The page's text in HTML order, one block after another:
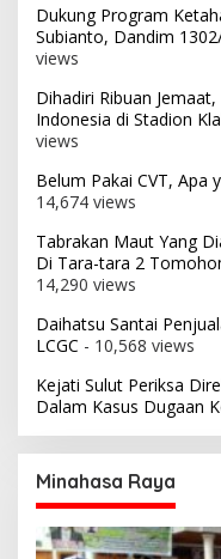
Dukung Program
Subianto, Dandim
views
Dihadiri Ribuan
Indonesia di Stadion
views
Belum Pakai CVT, Apa
14,674 views
Tabrakan Maut Yang
Di Tara-tara 2
14,290 views
Daihatsu Santai
LCGC - 10,568 views
Kejati Sulut Periksa
Dalam Kasus Dugaan
Minahasa Raya